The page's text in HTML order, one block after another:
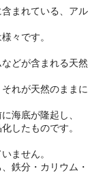
まれている、アル
々です。
どが含まれる天然
れが天然のままに
海底が隆起し、
したものです。
ません。
鉄分・カリウム・